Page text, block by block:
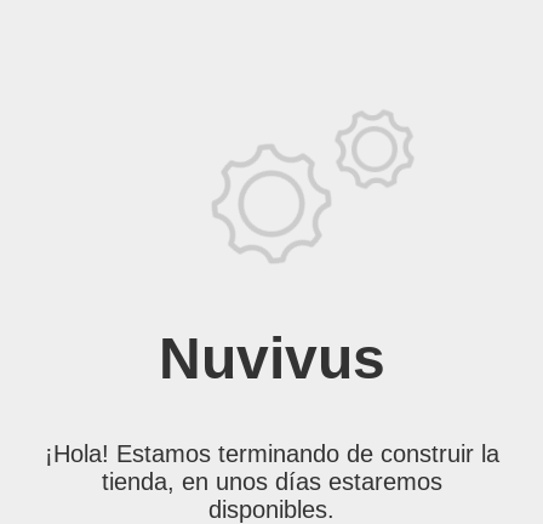
Nuvivus
¡Hola! Estamos terminando de construir la
tienda, en unos días estaremos
disponibles.